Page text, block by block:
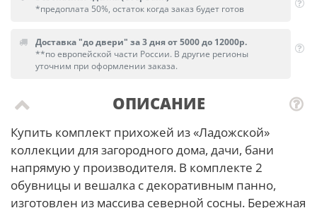
*предоплата 50%, остаток когда заказ будет готов
Доставка "до двери" за 3 дня от 5000 до 12000р.
**по европейской части России. В другие регионы
уточним при оформлении заказа.
ОПИСАНИЕ
Купить комплект прихожей из «Ладожской»
коллекции для загородного дома, дачи, бани
напрямую у производителя. В комплекте 2
обувницы и вешалка с декоративным панно,
изготовлен из массива северной сосны. Бережная